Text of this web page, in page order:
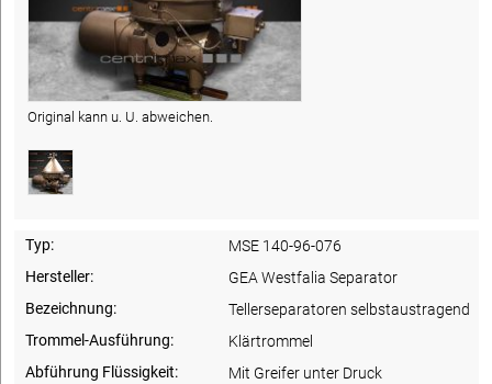
Original kann u. U. abweichen.
Typ:
MSE 140-96-076
Hersteller:
GEA Westfalia Separator
Bezeichnung:
Tellerseparatoren selbstaustragend
Trommel-Ausführung:
Klärtrommel
Abführung Flüssigkeit:
Mit Greifer unter Druck